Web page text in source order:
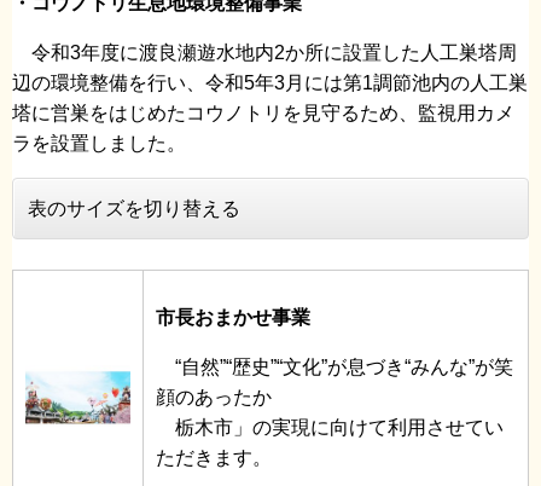
令和3年度に渡良瀬遊水地内2か所に設置した人工巣塔周
辺の環境整備を行い、令和5年3月には第1調節池内の人工巣
塔に営巣をはじめたコウノトリを見守るため、監視用カメ
ラを設置しました。
表のサイズを切り替える
市長おまかせ事業
“自然”“歴史”“文化”が息づき“みんな”が笑
顔のあったか
栃木市」の実現に向けて利用させてい
ただきます。